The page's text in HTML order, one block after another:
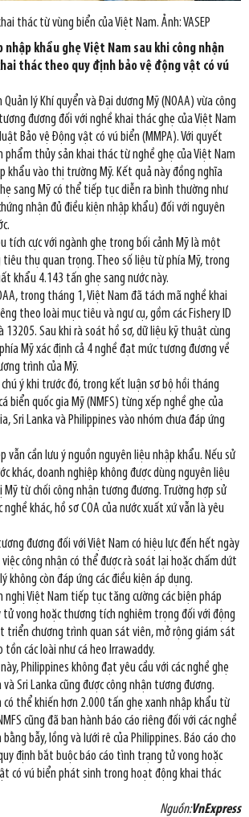
thác từ vùng biển của Việt Nam. Ảnh: VASEP
nhập khẩu ghẹ Việt Nam sau khi công nhận
thác theo quy định bảo vệ động vật có vú
Quản lý Khí quyển và Đại dương Mỹ (NOAA) vừa công
đương đối với nghề khai thác ghẹ của Việt Nam
Bảo vệ Động vật có vú biển (MMPA). Với quyết
phẩm thủy sản khai thác từ nghề ghẹ của Việt Nam
khẩu vào thị trường Mỹ. Kết quả này đồng nghĩa
sang Mỹ có thể tiếp tục diễn ra bình thường như
nhận đủ điều kiện nhập khẩu) đối với nguyên
tích cực với ngành ghẹ trong bối cảnh Mỹ là một
thụ quan trọng. Theo số liệu từ phía Mỹ, trong
khẩu 4.143 tấn ghẹ sang nước này.
trong tháng 1, Việt Nam đã tách mã nghề khai
theo loài mục tiêu và ngư cụ, gồm các Fishery ID
13205. Sau khi rà soát hồ sơ, dữ liệu kỹ thuật cùng
Mỹ xác định cả 4 nghề đạt mức tương đương về
trình của Mỹ.
ý khi trước đó, trong kết luận sơ bộ hồi tháng
biển quốc gia Mỹ (NMFS) từng xếp nghề ghẹ của
Sri Lanka và Philippines vào nhóm chưa đáp ứng
vẫn cần lưu ý nguồn nguyên liệu nhập khẩu. Nếu sử
khác, doanh nghiệp không được dùng nguyên liệu
Mỹ từ chối công nhận tương đương. Trường hợp sử
khác, hồ sơ COA của nước xuất xứ vẫn là yêu
đương đối với Việt Nam có hiệu lực đến hết ngày
công nhận có thể được rà soát lại hoặc chấm dứt
không còn đáp ứng các điều kiện áp dụng.
nghị Việt Nam tiếp tục tăng cường các biện pháp
vong hoặc thương tích nghiêm trọng đối với động
triển chương trình quan sát viên, mở rộng giám sát
các loài như cá heo Irrawaddy.
Philippines không đạt yêu cầu với các nghề ghẹ
và Sri Lanka cũng được công nhận tương đương.
có thể khiến hơn 2.000 tấn ghẹ xanh nhập khẩu từ
cũng đã ban hành báo cáo riêng đối với các nghề
bẫy, lồng và lưới rê của Philippines. Báo cáo cho
định bắt buộc báo cáo tình trạng tử vong hoặc
có vú biển phát sinh trong hoạt động khai thác
Nguồn:VnExpress